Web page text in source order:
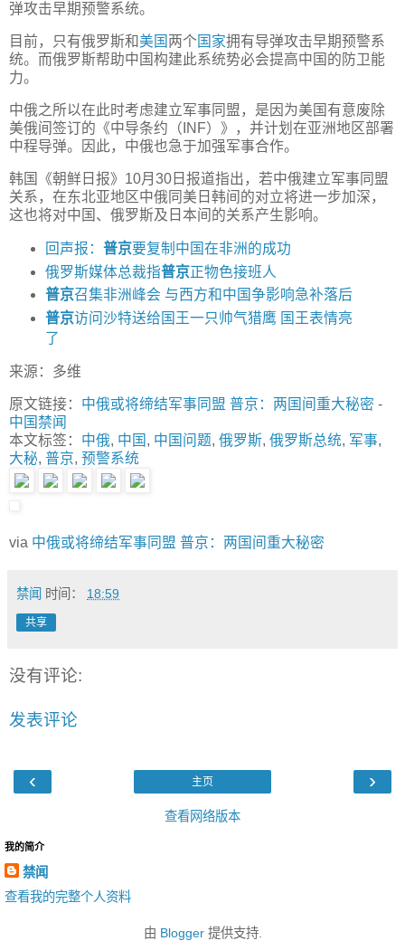
弹攻击早期预警系统。
目前，只有俄罗斯和美国 两个 国家拥有导弹攻击早期预警系
统。而俄罗斯帮助中国构建此系统势必会提高中国的防卫能
力。
中俄之所以在此时考虑建立军事同盟，是因为美国有意废除
美俄间签订的《中导条约（INF）》，并计划在亚洲地区部署
中程导弹。因此，中俄也急于加强军事合作。
韩国《朝鲜日报》10月30日报道指出，若中俄建立军事同盟
关系，在东北亚地区中俄同美日韩间的对立将进一步加深，
这也将对中国、俄罗斯及日本间的关系产生影响。
回声报： 普京要复制中国在非洲的成功
俄罗斯媒体总裁指普京正物色接班人
普京召集非洲峰会 与西方和中国争影响急补落后
普京访问沙特送给国王一只帅气猎鹰 国王表情亮
了
来源：多维
原文链接： 中俄或将缔结军事同盟 普京：两国间重大秘密 -
中国禁闻
本文标签： 中俄, 中国 , 中国问题, 俄罗斯, 俄罗斯总统, 军事,
大秘, 普京, 预警系统
via 中俄或将缔结军事同盟 普京：两国间重大秘密
禁闻 时间： 18:59
共享
没有评论:
发表评论
‹ ›
主页
查看网络版本
我的简介
禁闻
查看我的完整个人资料
由 Blogger提供支持.